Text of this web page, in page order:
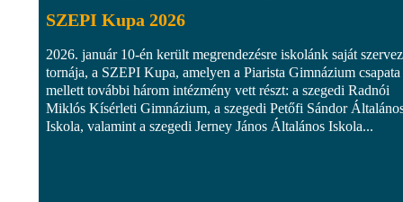
SZEPI Kupa 2026
2026. január 10-én került megrendezésre iskolánk saját
tornája, a SZEPI Kupa, amelyen a Piarista Gimnázium csapata
mellett további három intézmény vett részt: a szegedi Radnói
Miklós Kísérleti Gimnázium, a szegedi Petőfi Sándor
Iskola, valamint a szegedi Jerney János Általános Iskola...